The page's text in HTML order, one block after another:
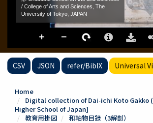
CSV JSON refer/BibIX Universal
Home
Digital collection of Dai-ichi Koto Gakko
Higher School of Japan]
教育用掛図
和軸物目録（3解剖）